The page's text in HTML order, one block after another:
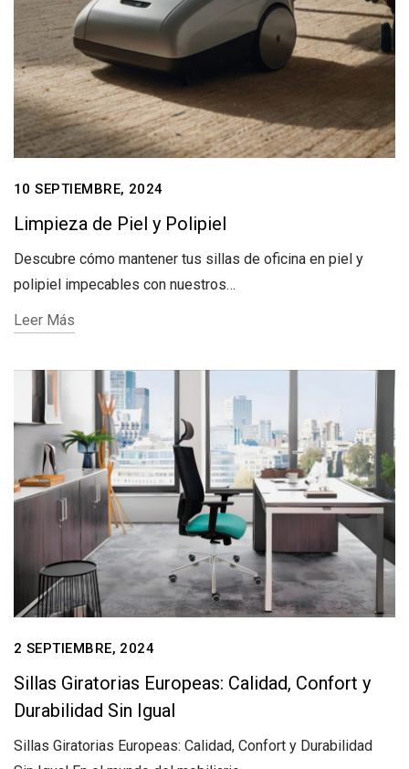
10 SEPTIEMBRE, 2024
Limpieza de Piel y Polipiel
Descubre cómo mantener tus sillas de oficina en piel y
polipiel impecables con nuestros…
Leer Más
2 SEPTIEMBRE, 2024
Sillas Giratorias Europeas: Calidad, Confort y
Durabilidad Sin Igual
Sillas Giratorias Europeas: Calidad, Confort y Durabilidad